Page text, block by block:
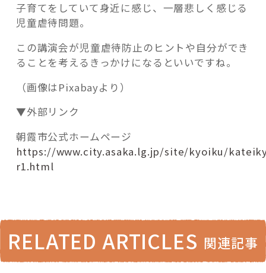
子育てをしていて身近に感じ、一層悲しく感じる
児童虐待問題。
この講演会が児童虐待防止のヒントや自分ができ
ることを考えるきっかけになるといいですね。
（画像はPixabayより）
▼外部リンク
朝霞市公式ホームページ
https://www.city.asaka.lg.jp/site/kyoiku/
r1.html
RELATED ARTICLES 関連記事